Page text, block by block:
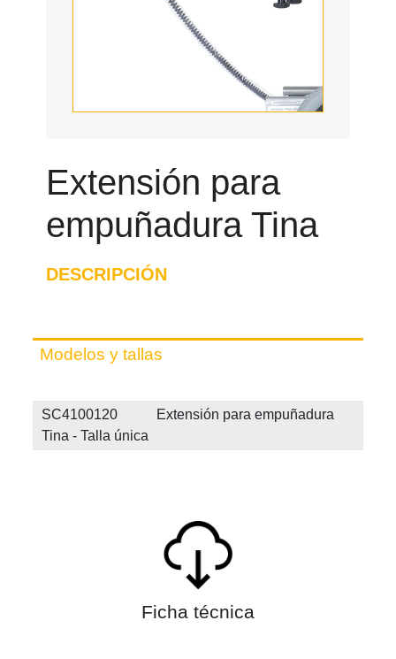
Extensión para
empuñadura Tina
DESCRIPCIÓN
Modelos y tallas
SC4100120 Extensión para empuñadura
Tina - Talla única
Ficha técnica